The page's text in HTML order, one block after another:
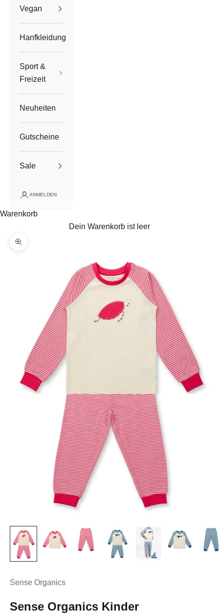
Vegan
Hanfkleidung
Sport &
Freizeit
Neuheiten
Gutscheine
Sale
ANMELDEN
Warenkorb
Dein Warenkorb ist leer
Bild vergrößern
Sense Organics
Sense Organics Kinder